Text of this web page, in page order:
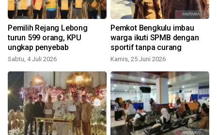
Pemilih Rejang Lebong
turun 599 orang, KPU
ungkap penyebab
Sabtu, 4 Juli 2026
Pemkot Bengkulu imbau
warga ikuti SPMB dengan
sportif tanpa curang
Kamis, 25 Juni 2026